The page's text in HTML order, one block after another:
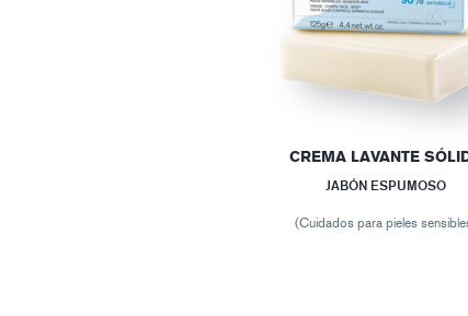
CREMA LAVANTE
JABÓN ESPUMOSO
(Cuidados para pieles